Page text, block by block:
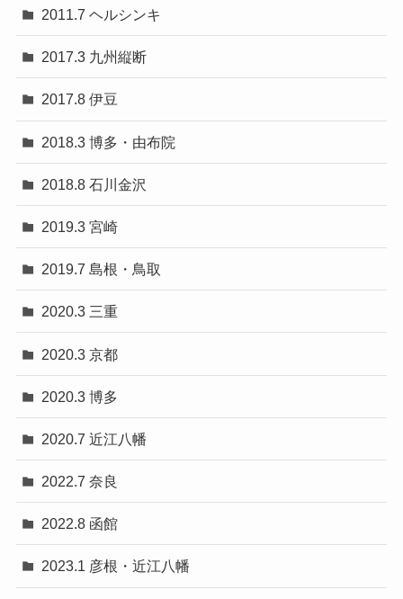
2011.7 ヘルシンキ
2017.3 九州縦断
2017.8 伊豆
2018.3 博多・由布院
2018.8 石川金沢
2019.3 宮崎
2019.7 島根・鳥取
2020.3 三重
2020.3 京都
2020.3 博多
2020.7 近江八幡
2022.7 奈良
2022.8 函館
2023.1 彦根・近江八幡